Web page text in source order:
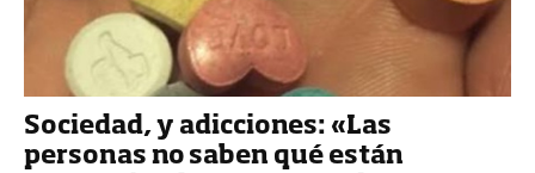
Sociedad, y adicciones: «Las
personas no saben qué están